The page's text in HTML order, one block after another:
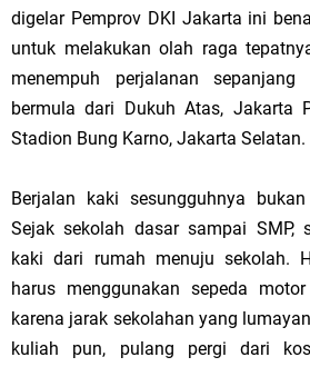
digelar Pemprov DKI Jakarta ini
untuk melakukan olah raga
menempuh perjalanan
bermula dari Dukuh Atas, Jakarta
Stadion Bung Karno, Jakarta Selatan.
Berjalan kaki sesungguhnya
Sejak sekolah dasar sampai SMP,
kaki dari rumah menuju sekolah.
harus menggunakan sepeda
karena jarak sekolahan yang
kuliah pun, pulang pergi dari